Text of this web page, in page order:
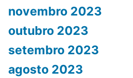
novembro 2023
outubro 2023
setembro 2023
agosto 2023